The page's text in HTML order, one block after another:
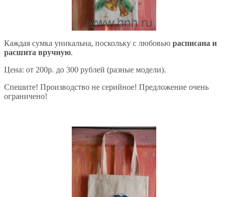
Каждая сумка уникальна, поскольку с любовью расписана и
расшита вручную.
Цена: от 200р. до 300 рублей (разные модели).
Спешите! Производство не серийное! Предложение очень
ограничено!